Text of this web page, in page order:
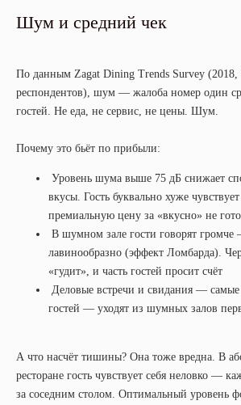
Шум и средний чек
По данным Zagat Dining Trends Survey
респондентов), шум — жалоба номер один
гостей. Не еда, не сервис, не цены. Шум.
Почему это бьёт по прибыли:
Уровень шума выше 75 дБ снижает
вкусы. Гость буквально хуже
премиальную цену за «вкусно» не
В шумном зале гости говорят
лавинообразно (эффект Ломбарда).
«гудит», и часть гостей просит счёт
Деловые встречи и свидания — самые
гостей — уходят из шумных залов
А что насчёт тишины? Она тоже вредна. В
ресторане гость чувствует себя неловко —
за соседним столом. Оптимальный уровень